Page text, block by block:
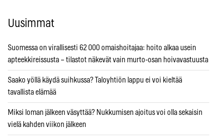
Uusimmat
Suomessa on virallisesti 62 000 omaishoitajaa: hoito alkaa usein
apteekkireissusta – tilastot näkevät vain murto-osan hoivavastuusta
Saako yöllä käydä suihkussa? Taloyhtiön lappu ei voi kieltää
tavallista elämää
Miksi loman jälkeen väsyttää? Nukkumisen ajoitus voi olla sekaisin
vielä kahden viikon jälkeen